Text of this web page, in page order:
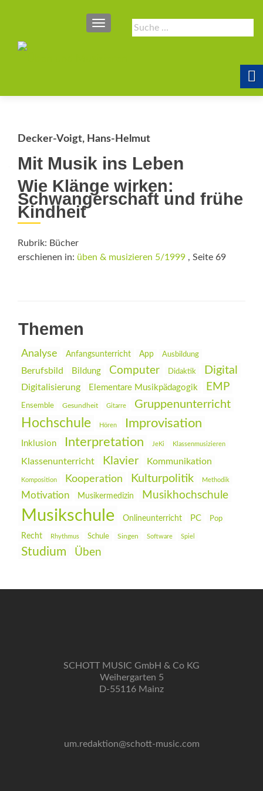
Suche
nach:
SCHALTE NAVIGATION
Decker-Voigt, Hans-Helmut
Mit Musik ins Leben
Wie Klänge wirken:
Schwangerschaft und frühe
Kindheit
Rubrik: Bücher
erschienen in: üben & musizieren 5/1999 , Seite 69
Themen
Analyse Anfangsunterricht App Ausbildung
Berufsbild Bildung Computer Didaktik Digital
Digitalisierung Elementare Musikpädagogik EMP
Ensemble Gesundheit Gitarre Gruppenunterricht
Hochschule Hören Improvisation
Inklusion Interpretation JeKi Klassenmusizieren
Klassenunterricht Klavier Kommunikation
Komposition Kooperation Kulturpolitik Methodik
Motivation Musikermedizin Musikhochschule
Musikschule Onlineunterricht PC Pop
Recht Rhythmus Schule Singen Software Spiel
Studium Üben
SCHOTT MUSIC GmbH & Co KG
Weihergarten 5
D-55116 Mainz
um.redaktion@schott-music.com